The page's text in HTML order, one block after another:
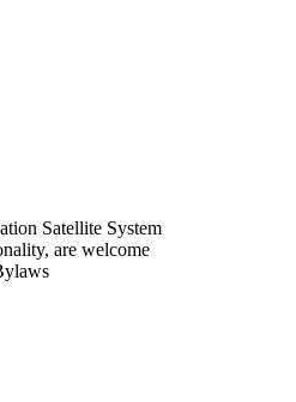
Satellite System
are welcome